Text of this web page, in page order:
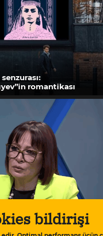
bildirişi
romantikası
Ələkbərzadə